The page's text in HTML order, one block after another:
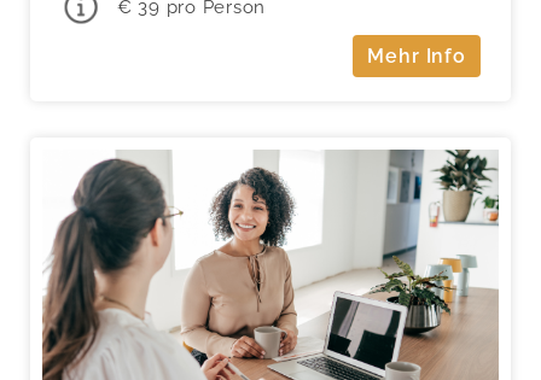
€ 39 pro Person
Mehr Info